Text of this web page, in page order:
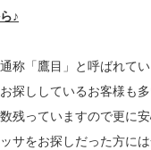
♪
称「鷹目」と呼ばれて
探ししているお客様も
残っていますので更に安
サをお探しだった方に